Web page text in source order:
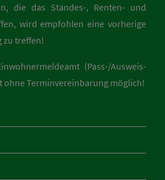
die das Standes-, Renten- und
wird empfohlen eine vorherige
zu treffen!
(Pass-/Ausweis-
ohne Terminvereinbarung möglich!